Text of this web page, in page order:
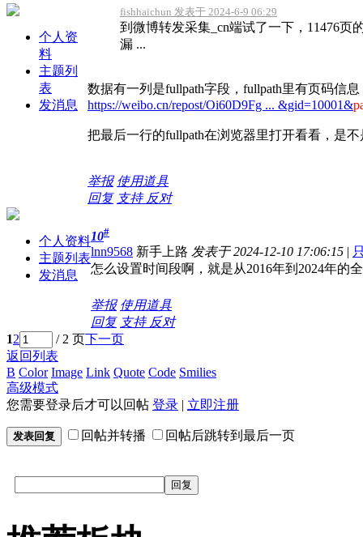
个人资
料
主题列
表
发消息
fishhaichun 发表于 2024-6-9 06:29
到微博转发采集_cn端试了一下，11476页
漏 ...
数据有一列是fullpath字段，fullpath里有页码信
https://weibo.cn/repost/Oi60D9Fg ... &gid=10001&
把最后一行的fullpath在浏览器里打开看看，是
举报 使用道具
回复 支持 反对
个人资料
主题列表
发消息
10#
lnn9568 新手上路 发表于 2024-12-10 17:06:15 |
怎么设置时间段啊，就是从2016年到2024年的
举报 使用道具
回复 支持 反对
12 / 2 页下一页
返回列表
B Color Image Link Quote Code Smilies
高级模式
您需要登录后才可以回帖 登录 | 立即注册
发表回复 回帖并转播 回帖后跳转到最后一页
回复